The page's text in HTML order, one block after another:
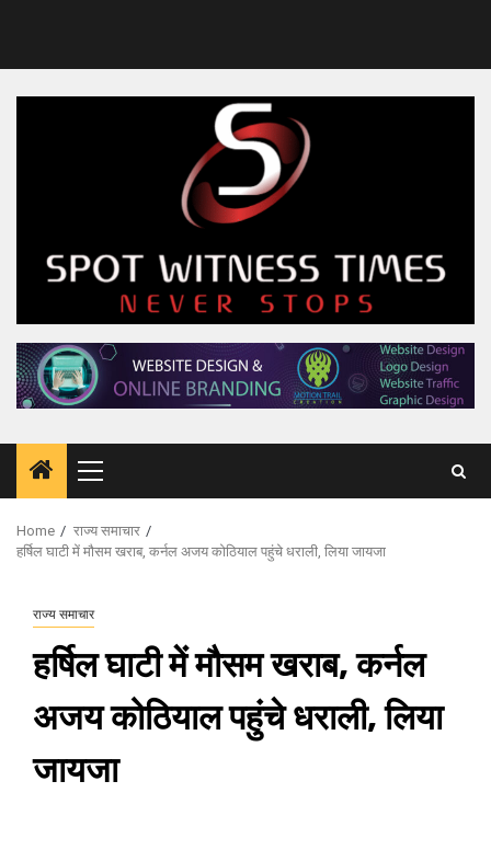
Primary
Menu
Home
राज्य समाचार
हर्षिल घाटी में मौसम खराब, कर्नल अजय कोठियाल पहुंचे धराली, लिया जायजा
राज्य समाचार
हर्षिल घाटी में मौसम खराब, कर्नल
अजय कोठियाल पहुंचे धराली, लिया
जायजा